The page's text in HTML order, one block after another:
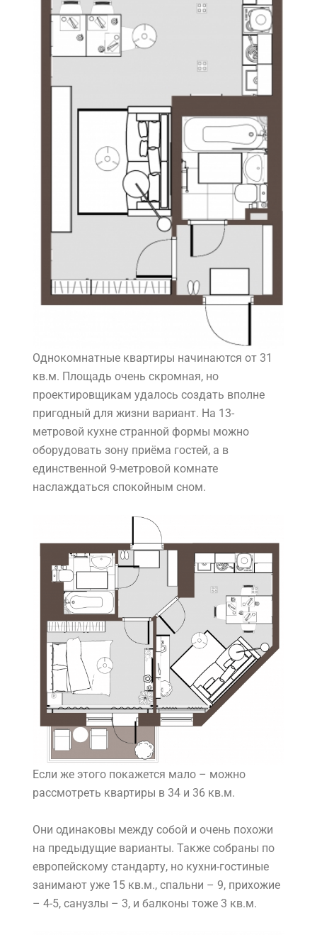
Однокомнатные квартиры начинаются от 31
кв.м. Площадь очень скромная, но
проектировщикам удалось создать вполне
пригодный для жизни вариант. На 13-
метровой кухне странной формы можно
оборудовать зону приёма гостей, а в
единственной 9-метровой комнате
наслаждаться спокойным сном.
Если же этого покажется мало – можно
рассмотреть квартиры в 34 и 36 кв.м.
Они одинаковы между собой и очень похожи
на предыдущие варианты. Также собраны по
европейскому стандарту, но кухни-гостиные
занимают уже 15 кв.м., спальни – 9, прихожие
– 4-5, санузлы – 3, и балконы тоже 3 кв.м.